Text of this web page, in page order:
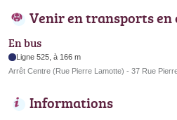
Venir en transports en
En bus
Ligne 525, à 166 m
Arrêt Centre (Rue Pierre Lamotte) - 37 Rue
Informations